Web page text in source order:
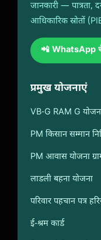
जानकारी —
आधिकारिक स्रोतों
📲
प्रमुख योजनाएं
VB-G RAM G
PM किसान सम्मान
PM आवास योजना
लाडली बहना योजना
परिवार पहचान पत्र
ई-श्रम कार्ड